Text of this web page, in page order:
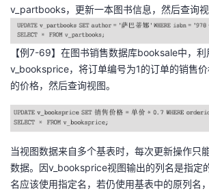
v_partbooks，更新一本图书信息，然后查询视
【例7-69】在图书销售数据库booksale中，利
v_booksprice，将订单编号为1的订单的销售
的价格，然后查询视图。
当视图数据来自多个基表时，每次更新操作只
数据。因v_booksprice视图输出的列名是指定
名应该使用指定名，若仍使用基表中的原列名